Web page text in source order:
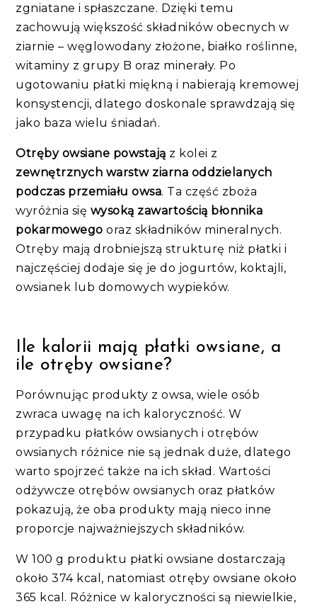
zgniatane i spłaszczane. Dzięki temu
zachowują większość składników obecnych w
ziarnie – węglowodany złożone, białko roślinne,
witaminy z grupy B oraz minerały. Po
ugotowaniu płatki miękną i nabierają kremowej
konsystencji, dlatego doskonale sprawdzają się
jako baza wielu śniadań.
Otręby owsiane powstają z kolei z
zewnętrznych warstw ziarna oddzielanych
podczas przemiału owsa. Ta część zboża
wyróżnia się wysoką zawartością błonnika
pokarmowego oraz składników mineralnych.
Otręby mają drobniejszą strukturę niż płatki i
najczęściej dodaje się je do jogurtów, koktajli,
owsianek lub domowych wypieków.
Ile kalorii mają płatki owsiane, a
ile otręby owsiane?
Porównując produkty z owsa, wiele osób
zwraca uwagę na ich kaloryczność. W
przypadku płatków owsianych i otrębów
owsianych różnice nie są jednak duże, dlatego
warto spojrzeć także na ich skład. Wartości
odżywcze otrębów owsianych oraz płatków
pokazują, że oba produkty mają nieco inne
proporcje najważniejszych składników.
W 100 g produktu płatki owsiane dostarczają
około 374 kcal, natomiast otręby owsiane około
365 kcal. Różnice w kaloryczności są niewielkie,